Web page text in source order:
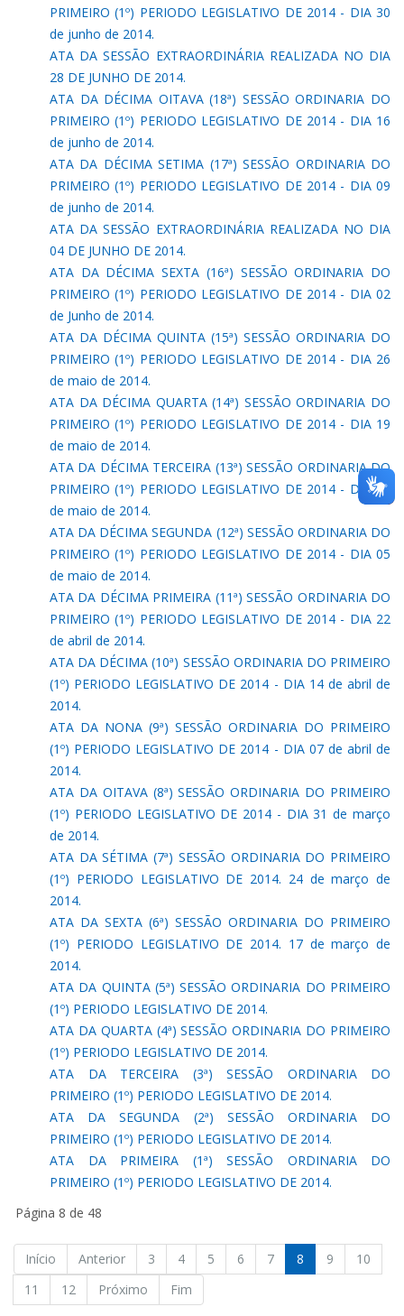
PRIMEIRO (1º) PERIODO LEGISLATIVO DE 2014 - DIA 30
de junho de 2014.
ATA DA SESSÃO EXTRAORDINÁRIA REALIZADA NO DIA
28 DE JUNHO DE 2014.
ATA DA DÉCIMA OITAVA (18ª) SESSÃO ORDINARIA DO
PRIMEIRO (1º) PERIODO LEGISLATIVO DE 2014 - DIA 16
de junho de 2014.
ATA DA DÉCIMA SETIMA (17ª) SESSÃO ORDINARIA DO
PRIMEIRO (1º) PERIODO LEGISLATIVO DE 2014 - DIA 09
de junho de 2014.
ATA DA SESSÃO EXTRAORDINÁRIA REALIZADA NO DIA
04 DE JUNHO DE 2014.
ATA DA DÉCIMA SEXTA (16ª) SESSÃO ORDINARIA DO
PRIMEIRO (1º) PERIODO LEGISLATIVO DE 2014 - DIA 02
de Junho de 2014.
ATA DA DÉCIMA QUINTA (15ª) SESSÃO ORDINARIA DO
PRIMEIRO (1º) PERIODO LEGISLATIVO DE 2014 - DIA 26
de maio de 2014.
ATA DA DÉCIMA QUARTA (14ª) SESSÃO ORDINARIA DO
PRIMEIRO (1º) PERIODO LEGISLATIVO DE 2014 - DIA 19
de maio de 2014.
ATA DA DÉCIMA TERCEIRA (13ª) SESSÃO ORDINARIA DO
PRIMEIRO (1º) PERIODO LEGISLATIVO DE 2014 - DIA 12
de maio de 2014.
ATA DA DÉCIMA SEGUNDA (12ª) SESSÃO ORDINARIA DO
PRIMEIRO (1º) PERIODO LEGISLATIVO DE 2014 - DIA 05
de maio de 2014.
ATA DA DÉCIMA PRIMEIRA (11ª) SESSÃO ORDINARIA DO
PRIMEIRO (1º) PERIODO LEGISLATIVO DE 2014 - DIA 22
de abril de 2014.
ATA DA DÉCIMA (10ª) SESSÃO ORDINARIA DO PRIMEIRO
(1º) PERIODO LEGISLATIVO DE 2014 - DIA 14 de abril de
2014.
ATA DA NONA (9ª) SESSÃO ORDINARIA DO PRIMEIRO
(1º) PERIODO LEGISLATIVO DE 2014 - DIA 07 de abril de
2014.
ATA DA OITAVA (8ª) SESSÃO ORDINARIA DO PRIMEIRO
(1º) PERIODO LEGISLATIVO DE 2014 - DIA 31 de março
de 2014.
ATA DA SÉTIMA (7ª) SESSÃO ORDINARIA DO PRIMEIRO
(1º) PERIODO LEGISLATIVO DE 2014. 24 de março de
2014.
ATA DA SEXTA (6ª) SESSÃO ORDINARIA DO PRIMEIRO
(1º) PERIODO LEGISLATIVO DE 2014. 17 de março de
2014.
ATA DA QUINTA (5ª) SESSÃO ORDINARIA DO PRIMEIRO
(1º) PERIODO LEGISLATIVO DE 2014.
ATA DA QUARTA (4ª) SESSÃO ORDINARIA DO PRIMEIRO
(1º) PERIODO LEGISLATIVO DE 2014.
ATA DA TERCEIRA (3ª) SESSÃO ORDINARIA DO
PRIMEIRO (1º) PERIODO LEGISLATIVO DE 2014.
ATA DA SEGUNDA (2ª) SESSÃO ORDINARIA DO
PRIMEIRO (1º) PERIODO LEGISLATIVO DE 2014.
ATA DA PRIMEIRA (1ª) SESSÃO ORDINARIA DO
PRIMEIRO (1º) PERIODO LEGISLATIVO DE 2014.
Página 8 de 48
Início Anterior 3 4 5 6 7 8 9
10
11
12 Próximo Fim